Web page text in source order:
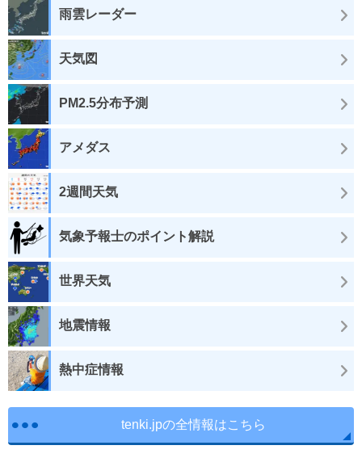
雨雲レーダー
天気図
PM2.5分布予測
アメダス
2週間天気
気象予報士のポイント解説
世界天気
地震情報
熱中症情報
tenki.jpの全情報はこちら